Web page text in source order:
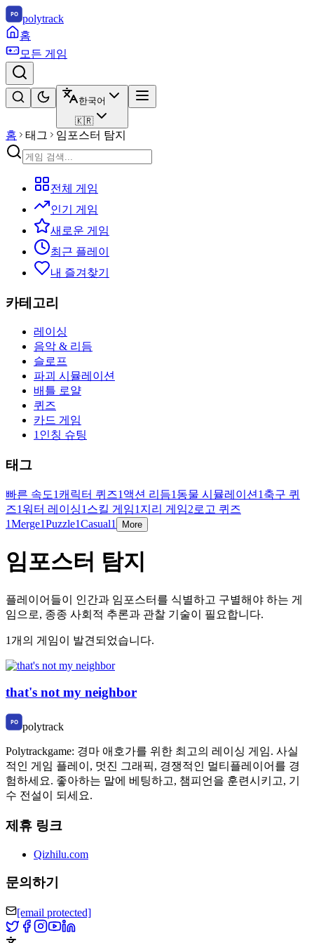
polytrack
홈
모든 게임
한국어
🇰🇷
홈 태그 임포스터 탐지
전체 게임
인기 게임
새로운 게임
최근 플레이
내 즐겨찾기
카테고리
레이싱
음악 & 리듬
슬로프
파괴 시뮬레이션
배틀 로얄
퀴즈
카드 게임
1인칭 슈팅
태그
빠른 속도1 캐릭터 퀴즈1 액션 리듬1 동물 시뮬레이션 1 축구 퀴
즈1워터 레이싱1 스킬 게임1 지리 게임2로고 퀴즈
1Merge1Puzzle1Casual1 More
임포스터 탐지
플레이어들이 인간과 임포스터를 식별하고 구별해야 하는 게
임으로, 종종 사회적 추론과 관찰 기술이 필요합니다.
1개의 게임이 발견되었습니다.
that's not my neighbor
polytrack
Polytrackgame: 경마 애호가를 위한 최고의 레이싱 게임. 사실
적인 게임 플레이, 멋진 그래픽, 경쟁적인 멀티플레이어를 경
험하세요. 좋아하는 말에 베팅하고, 챔피언을 훈련시키고, 기
수 전설이 되세요.
제휴 링크
Qizhilu.com
문의하기
[email protected]